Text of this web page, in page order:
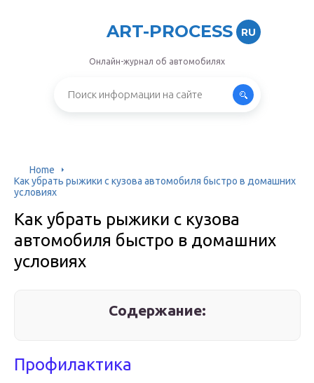
ART-PROCESS RU
Онлайн-журнал об автомобилях
Home
Как убрать рыжики с кузова автомобиля быстро в домашних
условиях
Как убрать рыжики с кузова
автомобиля быстро в домашних
условиях
Содержание:
Профилактика